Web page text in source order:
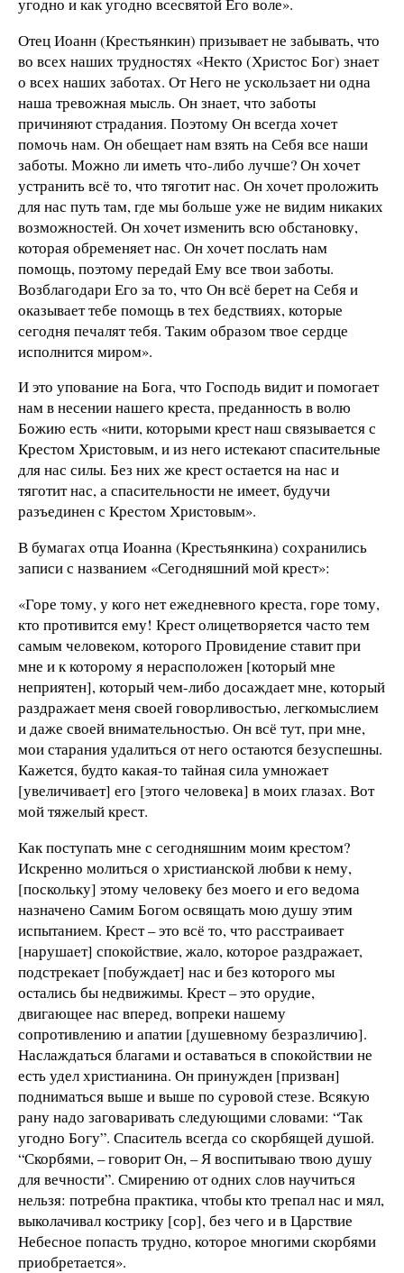
Отец Иоанн (Крестьянкин) призывает не забывать, что
во всех наших трудностях «Некто (Христос Бог) знает
о всех наших заботах. От Него не ускользает ни одна
наша тревожная мысль. Он знает, что заботы
причиняют страдания. Поэтому Он всегда хочет
помочь нам. Он обещает нам взять на Себя все наши
заботы. Можно ли иметь что-либо лучше? Он хочет
устранить всё то, что тяготит нас. Он хочет проложить
для нас путь там, где мы больше уже не видим никаких
возможностей. Он хочет изменить всю обстановку,
которая обременяет нас. Он хочет послать нам
помощь, поэтому передай Ему все твои заботы.
Возблагодари Его за то, что Он всё берет на Себя и
оказывает тебе помощь в тех бедствиях, которые
сегодня печалят тебя. Таким образом твое сердце
исполнится миром».
И это упование на Бога, что Господь видит и помогает
нам в несении нашего креста, преданность в волю
Божию есть «нити, которыми крест наш связывается с
Крестом Христовым, и из него истекают спасительные
для нас силы. Без них же крест остается на нас и
тяготит нас, а спасительности не имеет, будучи
разъединен с Крестом Христовым».
В бумагах отца Иоанна (Крестьянкина) сохранились
записи с названием «Сегодняшний мой крест»:
«Горе тому, у кого нет ежедневного креста, горе тому,
кто противится ему! Крест олицетворяется часто тем
самым человеком, которого Провидение ставит при
мне и к которому я нерасположен [который мне
неприятен], который чем-либо досаждает мне, который
раздражает меня своей говорливостью, легкомыслием
и даже своей внимательностью. Он всё тут, при мне,
мои старания удалиться от него остаются безуспешны.
Кажется, будто какая-то тайная сила умножает
[увеличивает] его [этого человека] в моих глазах. Вот
мой тяжелый крест.
Как поступать мне с сегодняшним моим крестом?
Искренно молиться о христианской любви к нему,
[поскольку] этому человеку без моего и его ведома
назначено Самим Богом освящать мою душу этим
испытанием. Крест – это всё то, что расстраивает
[нарушает] спокойствие, жало, которое раздражает,
подстрекает [побуждает] нас и без которого мы
остались бы недвижимы. Крест – это орудие,
двигающее нас вперед, вопреки нашему
сопротивлению и апатии [душевному безразличию].
Наслаждаться благами и оставаться в спокойствии не
есть удел христианина. Он принужден [призван]
подниматься выше и выше по суровой стезе. Всякую
рану надо заговаривать следующими словами: “Так
угодно Богу”. Спаситель всегда со скорбящей душой.
“Скорбями, – говорит Он, – Я воспитываю твою душу
для вечности”. Смирению от одних слов научиться
нельзя: потребна практика, чтобы кто трепал нас и мял,
выколачивал кострику [сор], без чего и в Царствие
Небесное попасть трудно, которое многими скорбями
приобретается».